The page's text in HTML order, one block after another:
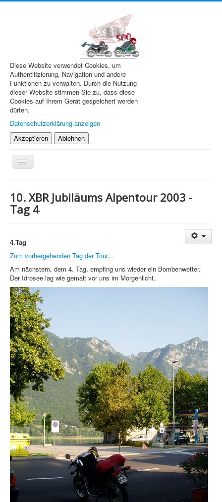
Diese Website verwendet Cookies, um
Authentifizierung, Navigation und andere
Funktionen zu verwalten. Durch die Nutzung
dieser Website stimmen Sie zu, dass diese
Cookies auf Ihrem Gerät gespeichert werden
dürfen.
Datenschutzerklärung anzeigen
Akzeptieren
Ablehnen
Navigation
an/aus
Technik
Cafe-Ecke
Suche
10. XBR Jubiläums Alpentour 2003 -
Tag 4
4.Tag
Zum vorhergehenden Tag der Tour...
Am nächstem, dem 4. Tag, empfing uns wieder ein Bombenwetter.
Der Idrosee lag wie gemalt vor uns im Morgenlicht.